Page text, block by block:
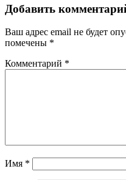
Добавить
Ваш адрес email не будет
помечены *
Комментарий *
Имя *